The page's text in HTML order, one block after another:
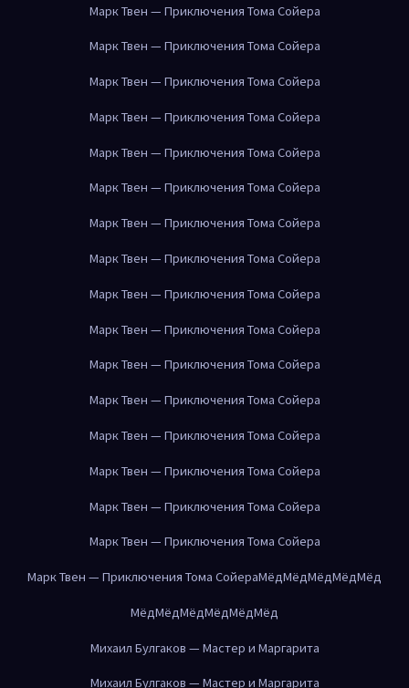
Марк Твен — Приключения Тома Сойера
Марк Твен — Приключения Тома Сойера
Марк Твен — Приключения Тома Сойера
Марк Твен — Приключения Тома Сойера
Марк Твен — Приключения Тома Сойера
Марк Твен — Приключения Тома Сойера
Марк Твен — Приключения Тома Сойера
Марк Твен — Приключения Тома Сойера
Марк Твен — Приключения Тома Сойера
Марк Твен — Приключения Тома Сойера
Марк Твен — Приключения Тома Сойера
Марк Твен — Приключения Тома Сойера
Марк Твен — Приключения Тома Сойера
Марк Твен — Приключения Тома Сойера
Марк Твен — Приключения Тома Сойера
Марк Твен — Приключения Тома Сойера
Марк Твен — Приключения Тома СойераМёдМёдМёдМёдМёд
МёдМёдМёдМёдМёдМёд
Михаил Булгаков — Мастер и Маргарита
Михаил Булгаков — Мастер и Маргарита